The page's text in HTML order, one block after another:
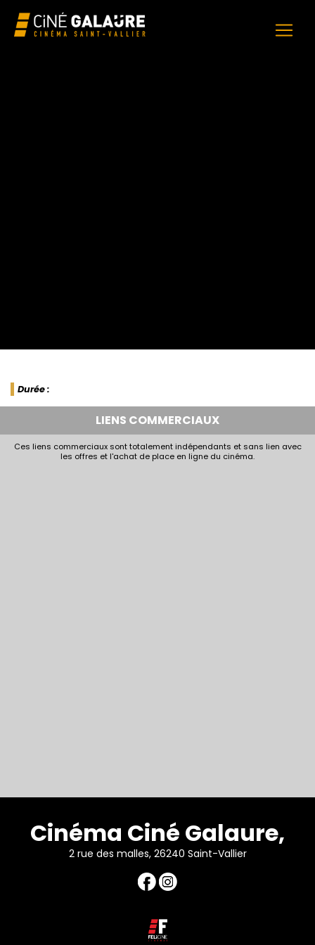
Durée :
LIENS COMMERCIAUX
Ces liens commerciaux sont totalement indépendants et sans lien avec
les offres et l'achat de place en ligne du cinéma.
Cinéma Ciné Galaure,
2 rue des malles, 26240 Saint-Vallier